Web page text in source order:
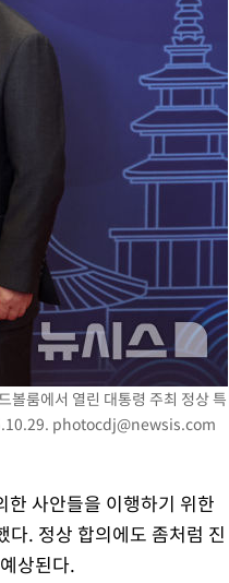
볼룸에서 열린 대통령 주최 정상 특
photocdj@newsis.com
사안들을 이행하기 위한
. 정상 합의에도 좀처럼 진
상된다.